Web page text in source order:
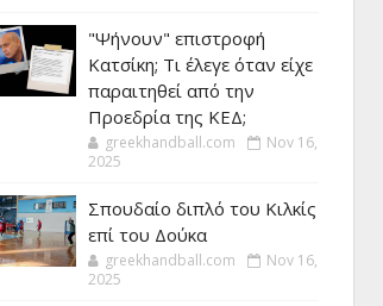
"Ψήνουν" επιστροφή
Κατσίκη; Τι έλεγε όταν είχε
παραιτηθεί από την
Προεδρία της ΚΕΔ;
greekhandball.com
Nov 16,
2025
Σπουδαίο διπλό του Κιλκίς
επί του Δούκα
greekhandball.com
Nov 16,
2025